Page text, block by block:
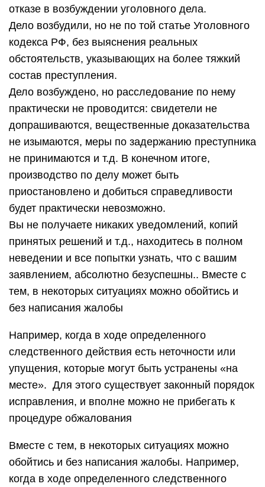
отказе в возбуждении уголовного дела.
Дело возбудили, но не по той статье Уголовного
кодекса РФ, без выяснения реальных
обстоятельств, указывающих на более тяжкий
состав преступления.
Дело возбуждено, но расследование по нему
практически не проводится: свидетели не
допрашиваются, вещественные доказательства
не изымаются, меры по задержанию преступника
не принимаются и т.д. В конечном итоге,
производство по делу может быть
приостановлено и добиться справедливости
будет практически невозможно.
Вы не получаете никаких уведомлений, копий
принятых решений и т.д., находитесь в полном
неведении и все попытки узнать, что с вашим
заявлением, абсолютно безуспешны.. Вместе с
тем, в некоторых ситуациях можно обойтись и
без написания жалобы
Например, когда в ходе определенного
следственного действия есть неточности или
упущения, которые могут быть устранены «на
месте». Для этого существует законный порядок
исправления, и вполне можно не прибегать к
процедуре обжалования
Вместе с тем, в некоторых ситуациях можно
обойтись и без написания жалобы. Например,
когда в ходе определенного следственного